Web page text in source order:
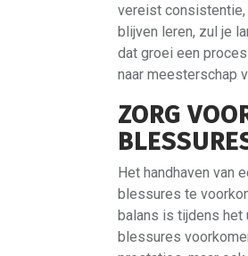
vereist
blijven leren, zul je
dat groei een
naar meesterschap
ZORG
Het handhaven van
blessures te
balans is tijdens het
blessures